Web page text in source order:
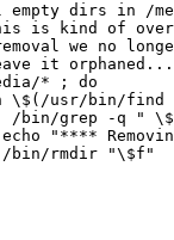
empty dirs in /
is kind of
we no
it orphaned...
* ; do
\$(/usr/bin/
/bin/grep -q "
"****
bin/rmdir "\$f"